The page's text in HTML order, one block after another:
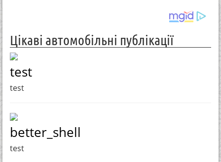
Цікаві автомобільні публікації
test
test
better_shell
test